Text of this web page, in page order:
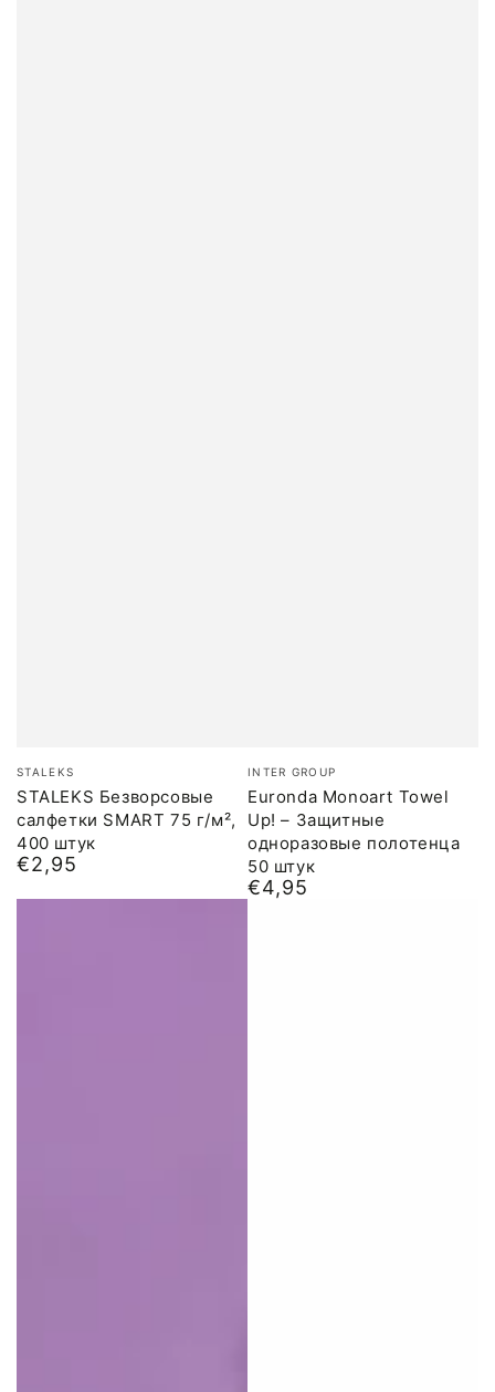
Бренд:
STALEKS
STALEKS Безворсовые
салфетки SMART 75 г/м²,
400 штук
Обычная
€2,95
Бренд:
INTER GROUP
Euronda Monoart Towel
Up! – Защитные
одноразовые полотенца
50 штук
Обычная
€4,95